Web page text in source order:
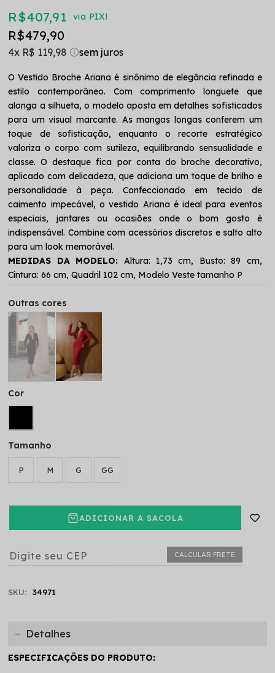
R$ 407,91 via PIX!
R$ 479,90
4x R$ 119,98
O Vestido Broche Ariana é sinônimo de elegância refinada e
estilo contemporâneo. Com comprimento longuete que
alonga a silhueta, o modelo aposta em detalhes sofisticados
para um visual marcante. As mangas longas conferem um
toque de sofisticação, enquanto o recorte estratégico
valoriza o corpo com sutileza, equilibrando sensualidade e
classe. O destaque fica por conta do broche decorativo,
aplicado com delicadeza, que adiciona um toque de brilho e
personalidade à peça. Confeccionado em tecido de
caimento impecável, o vestido Ariana é ideal para eventos
especiais, jantares ou ocasiões onde o bom gosto é
indispensável. Combine com acessórios discretos e salto alto
para um look memorável.
MEDIDAS DA MODELO: Altura: 1,73 cm, Busto: 89 cm,
Cintura: 66 cm, Quadril 102 cm, Modelo Veste tamanho P
Outras cores
Tamanho
P M G GG
Cor
ADICIONAR A SACOLA
CALCULAR FRETE
SKU: 34971
Detalhes
ESPECIFICAÇÕES DO PRODUTO: